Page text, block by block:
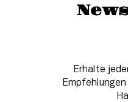
Erhalte